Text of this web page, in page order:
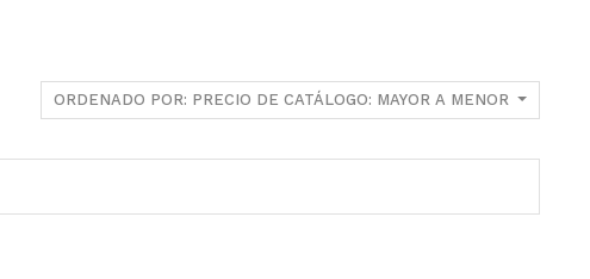
ORDENADO POR: PRECIO DE CATÁLOGO: MAYOR A MENOR